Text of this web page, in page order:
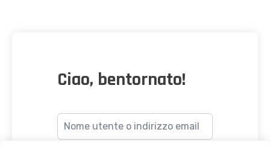
Ciao, bentornato!